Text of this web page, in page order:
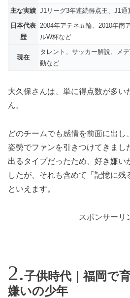
主な実績 J1リーグ3年連続得点王、J1通
日本代表
歴
2004年アテネ五輪、2010年南
ルW杯など
現在
タレント、サッカー解説、メ
動など
大久保さんは、単に得点数が多い
ん。
どのチームでも感情を前面に出し
姿勢でファンを引きつけてきまし
出るタイプだったため、好き嫌い
したが、それも含めて「記憶に残
といえます。
スポンサーリ
子供時代｜福岡で
嫌いの少年